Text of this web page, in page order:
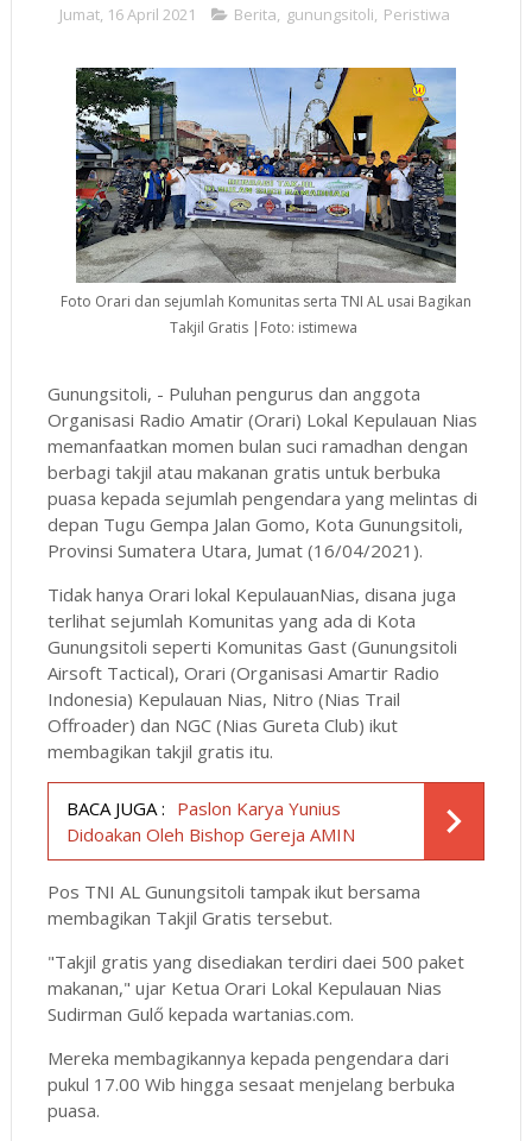
Jumat, 16 April 2021 Berita, gunungsitoli, Peristiwa
Foto Orari dan sejumlah Komunitas serta TNI AL usai Bagikan
Takjil Gratis |Foto: istimewa
Gunungsitoli, - Puluhan pengurus dan anggota
Organisasi Radio Amatir (Orari) Lokal Kepulauan Nias
memanfaatkan momen bulan suci ramadhan dengan
berbagi takjil atau makanan gratis untuk berbuka
puasa kepada sejumlah pengendara yang melintas di
depan Tugu Gempa Jalan Gomo, Kota Gunungsitoli,
Provinsi Sumatera Utara, Jumat (16/04/2021).
Tidak hanya Orari lokal KepulauanNias, disana juga
terlihat sejumlah Komunitas yang ada di Kota
Gunungsitoli seperti Komunitas Gast (Gunungsitoli
Airsoft Tactical), Orari (Organisasi Amartir Radio
Indonesia) Kepulauan Nias, Nitro (Nias Trail
Offroader) dan NGC (Nias Gureta Club) ikut
membagikan takjil gratis itu.
BACA JUGA : Paslon Karya Yunius
Didoakan Oleh Bishop Gereja AMIN
Pos TNI AL Gunungsitoli tampak ikut bersama
membagikan Takjil Gratis tersebut.
"Takjil gratis yang disediakan terdiri daei 500 paket
makanan," ujar Ketua Orari Lokal Kepulauan Nias
Sudirman Gulő kepada wartanias.com.
Mereka membagikannya kepada pengendara dari
pukul 17.00 Wib hingga sesaat menjelang berbuka
puasa.